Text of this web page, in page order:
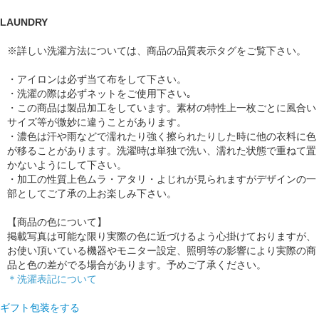
LAUNDRY
※詳しい洗濯方法については、商品の品質表示タグをご覧下さい。
・アイロンは必ず当て布をして下さい。
・洗濯の際は必ずネットをご使用下さい｡
・この商品は製品加工をしています。素材の特性上一枚ごとに風合い
サイズ等が微妙に違うことがあります。
・濃色は汗や雨などで濡れたり強く擦られたりした時に他の衣料に色
が移ることがあります。洗濯時は単独で洗い、濡れた状態で重ねて置
かないようにして下さい。
・加工の性質上色ムラ・アタリ・よじれが見られますがデザインの一
部としてご了承の上お楽しみ下さい。
【商品の色について】
掲載写真は可能な限り実際の色に近づけるよう心掛けておりますが、
お使い頂いている機器やモニター設定、照明等の影響により実際の商
品と色の差がでる場合があります。予めご了承ください。
＊洗濯表記について
ギフト包装をする